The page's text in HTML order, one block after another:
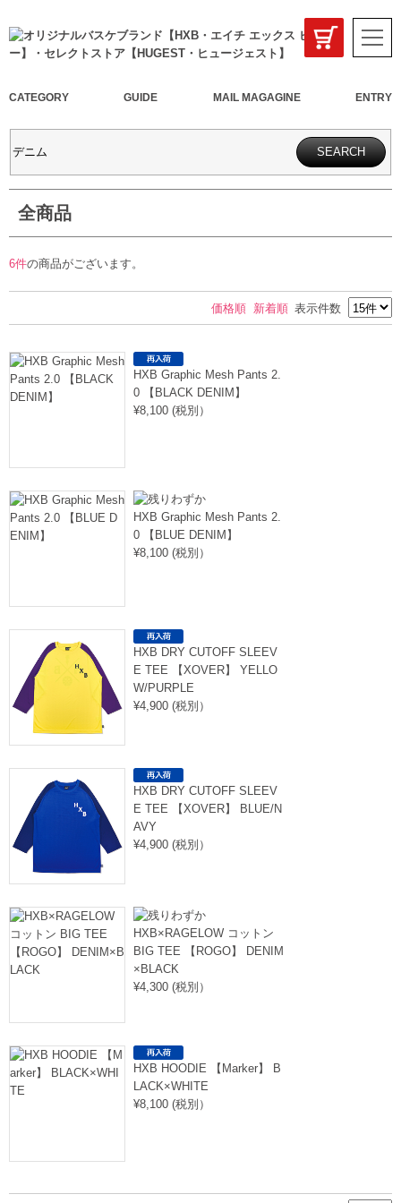
CATEGORY GUIDE MAIL MAGAGINE ENTRY
全商品
6件の商品がございます。
価格順 新着順 表示件数
HXB Graphic Mesh Pants 2.
0 【BLACK DENIM】
¥8,100 (税別）
HXB Graphic Mesh Pants 2.
0 【BLUE DENIM】
¥8,100 (税別）
HXB DRY CUTOFF SLEEV
E TEE 【XOVER】 YELLO
W/PURPLE
¥4,900 (税別）
HXB DRY CUTOFF SLEEV
E TEE 【XOVER】 BLUE/N
AVY
¥4,900 (税別）
HXB×RAGELOW コットン
BIG TEE 【ROGO】 DENIM
×BLACK
¥4,300 (税別）
HXB HOODIE 【Marker】 B
LACK×WHITE
¥8,100 (税別）